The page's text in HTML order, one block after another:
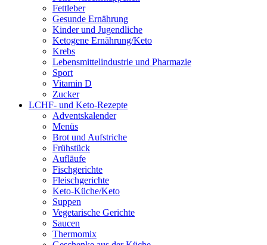
Fettleber
Gesunde Ernährung
Kinder und Jugendliche
Ketogene Ernährung/Keto
Krebs
Lebensmittelindustrie und Pharmazie
Sport
Vitamin D
Zucker
LCHF- und Keto-Rezepte
Adventskalender
Menüs
Brot und Aufstriche
Frühstück
Aufläufe
Fischgerichte
Fleischgerichte
Keto-Küche/Keto
Suppen
Vegetarische Gerichte
Saucen
Thermomix